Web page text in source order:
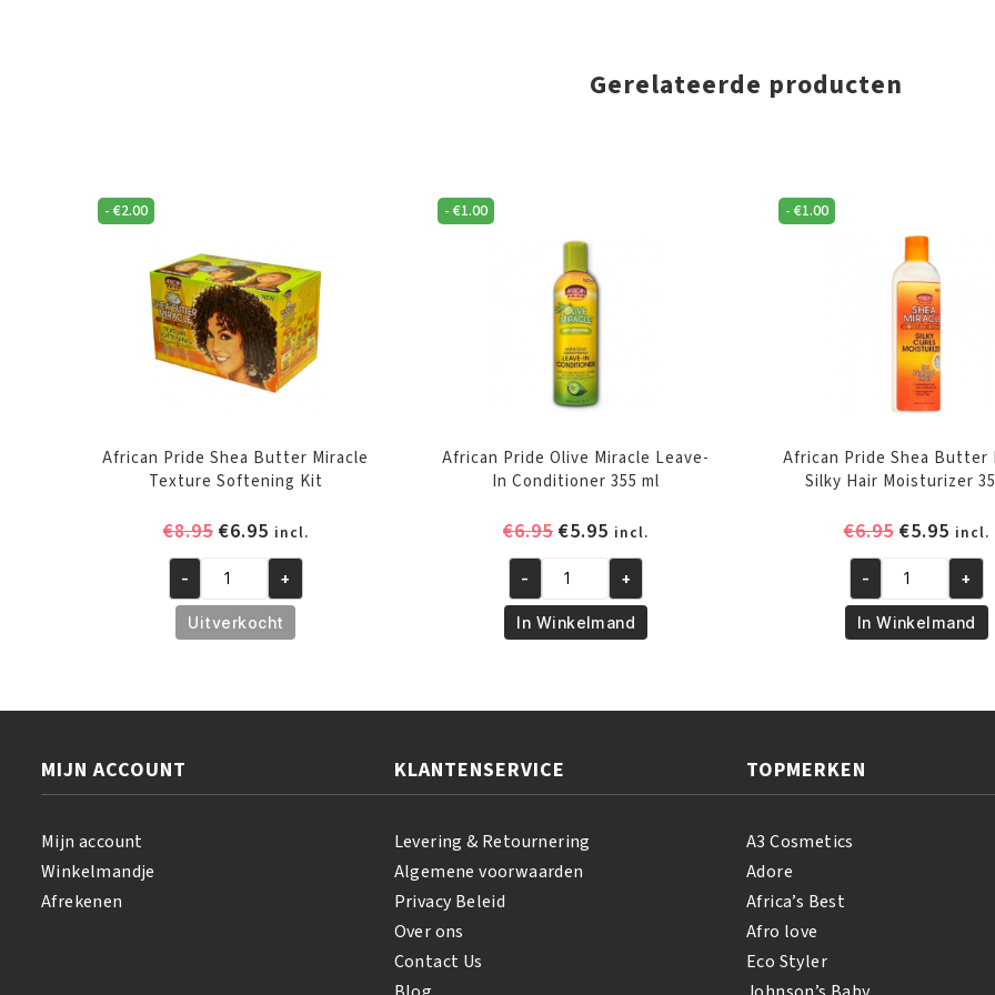
Gerelateerde producten
- €2.00
African Pride Shea Butter Miracle
Texture Softening Kit
€8.95 Oorspronkelijke
was:
€8.95.
€6.95Huidige
prijs
is:
€6.95.
incl.
African
Pride
Shea
Kit
aantal
- +
Uitverkocht
-€1.00
African Pride Olive Miracle Leave-
In Conditioner 355 ml
€6.95Oorspronkelijke
was:
€6.95.
€5.95 Huidige
prijs
is:
€5.95.
incl.
African
Pride
Olive
355
ml
- +
In Winkelmand
- €1.00
African Pride Shea Butter
Silky Hair Moisturizer
€6.95
was:
€6.95.
€5.95
prijs
is:
€5.95.
incl.
African
Pride
Shea
Moisturizer
355
- +
In Winkelmand
MIJN ACCOUNT
Mijn account
Winkelmandje
Afrekenen
KLANTENSERVICE
Levering & Retournering
Algemene voorwaarden
Privacy Beleid
Over ons
Contact Us
TOPMERKEN
A3 Cosmetics
Adore
Africa’s Best
Afro love
Eco Styler
SCHRIJF JE IN